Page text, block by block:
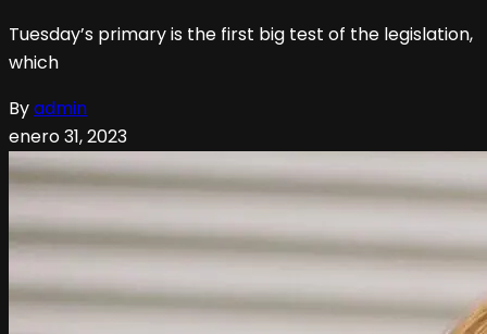
Tuesday’s primary is the first big test of the legislation,
which
Byadmin
enero 31, 2023